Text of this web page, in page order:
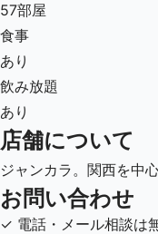
57部屋
食事
あり
飲み放題
あり
店舗について
ジャンカラ。関西を中
お問い合わせ
✓ 電話・メール相談は